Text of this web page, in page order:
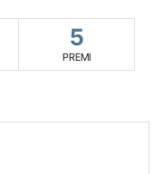
5
PREMI